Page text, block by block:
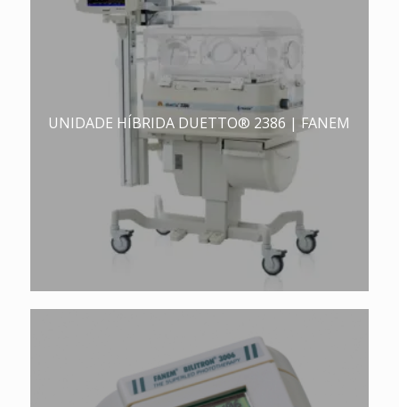
UNIDADE HÍBRIDA DUETTO® 2386 | FANEM